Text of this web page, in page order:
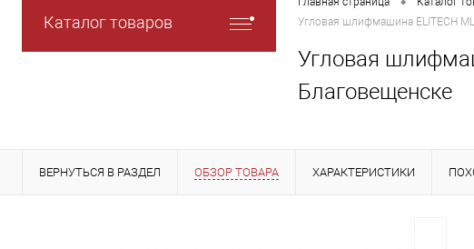
Каталог товаров Угловая шлифмашина ELITECH
Угловая
Благовещенске
ВЕРНУТЬСЯ В РАЗДЕЛ ОБЗОР ТОВАРА ХАРАКТЕРИСТИКИ